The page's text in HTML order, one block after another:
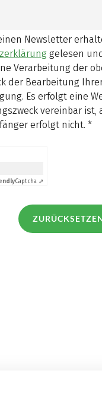
Newsletter
gelesen
Verarbeitung der
der Bearbeitung
Es erfolgt eine
vereinbar
erfolgt nicht. *
Captcha ⇗